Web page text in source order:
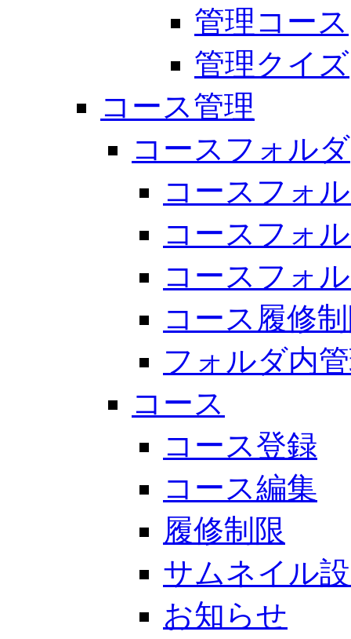
管理コース
管理クイズ
コース管理
コースフォルダ
コースフォ
コースフォ
コースフォ
コース履修
フォルダ内
コース
コース登録
コース編集
履修制限
サムネイル
お知らせ